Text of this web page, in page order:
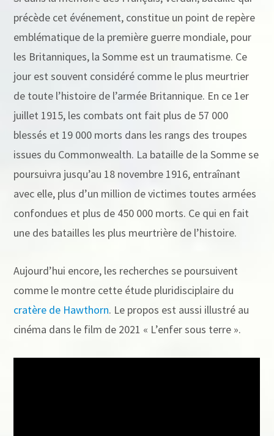
précède cet événement, constitue un point de repère
emblématique de la première guerre mondiale, pour
les Britanniques, la Somme est un traumatisme. Ce
jour est souvent considéré comme le plus meurtrier
de toute l’histoire de l’armée Britannique. En ce 1er
juillet 1915, les combats ont fait plus de 57 000
blessés et 19 000 morts dans les rangs des troupes
issues du Commonwealth. La bataille de la Somme se
poursuivra jusqu’au 18 novembre 1916, entraînant
avec elle, plus d’un million de victimes toutes armées
confondues et plus de 450 000 morts. Ce qui en fait
une des batailles les plus meurtrière de l’histoire.
Aujourd’hui encore, les recherches se poursuivent
comme le montre cette étude pluridisciplaire du
cratère de Hawthorn. Le propos est aussi illustré au
cinéma dans le film de 2021 « L’enfer sous terre ».